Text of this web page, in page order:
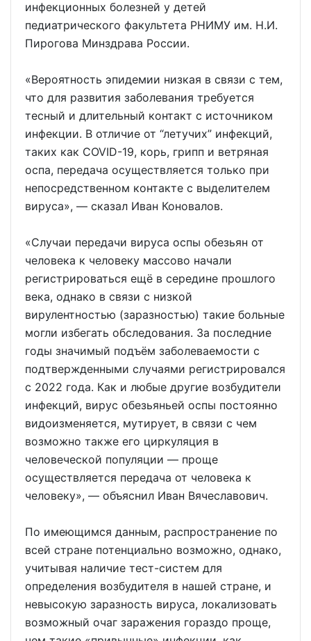
инфекционных болезней у детей
педиатрического факультета РНИМУ им. Н.И.
Пирогова Минздрава России.
«Вероятность эпидемии низкая в связи с тем,
что для развития заболевания требуется
тесный и длительный контакт с источником
инфекции. В отличие от “летучих” инфекций,
таких как COVID-19, корь, грипп и ветряная
оспа, передача осуществляется только при
непосредственном контакте с выделителем
вируса», — сказал Иван Коновалов.
«Случаи передачи вируса оспы обезьян от
человека к человеку массово начали
регистрироваться ещё в середине прошлого
века, однако в связи с низкой
вирулентностью (заразностью) такие больные
могли избегать обследования. За последние
годы значимый подъём заболеваемости с
подтвержденными случаями регистрировался
с 2022 года. Как и любые другие возбудители
инфекций, вирус обезьяньей оспы постоянно
видоизменяется, мутирует, в связи с чем
возможно также его циркуляция в
человеческой популяции — проще
осуществляется передача от человека к
человеку», — объяснил Иван Вячеславович.
По имеющимся данным, распространение по
всей стране потенциально возможно, однако,
учитывая наличие тест-систем для
определения возбудителя в нашей стране, и
невысокую заразность вируса, локализовать
возможный очаг заражения гораздо проще,